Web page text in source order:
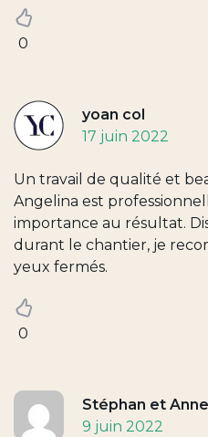
0
yoan col
17 juin 2022
Un travail de qualité et
Angelina est
importance au résultat.
durant le chantier, je
yeux fermés.
0
Stéphan et
9 juin 2022